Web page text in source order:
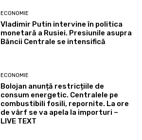
ECONOMIE
Vladimir Putin intervine în politica
monetară a Rusiei. Presiunile asupra
Băncii Centrale se intensifică
ECONOMIE
Bolojan anunță restricțiile de
consum energetic. Centralele pe
combustibili fosili, repornite. La ore
de vârf se va apela la importuri –
LIVE TEXT